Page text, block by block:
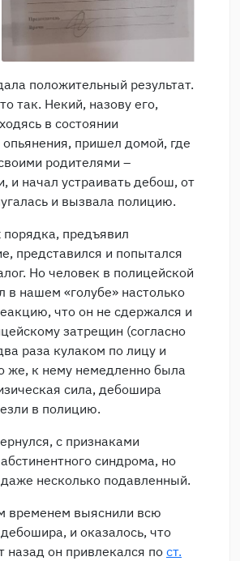
положительный результат.
так. Некий, назову его,
в состоянии
опьянения, пришел домой, где
родителями –
и начал устраивать дебош, от
и вызвала полицию.
предъявил
представился и попытался
Но человек в полицейской
в нашем «голубе» настолько
что он не сдержался и
затрещин (согласно
раза кулаком по лицу и
же, к нему немедленно была
сила, дебошира
в полицию.
с признаками
синдрома, но
несколько подавленный.
временем выяснили всю
и оказалось, что
назад он привлекался по ст.